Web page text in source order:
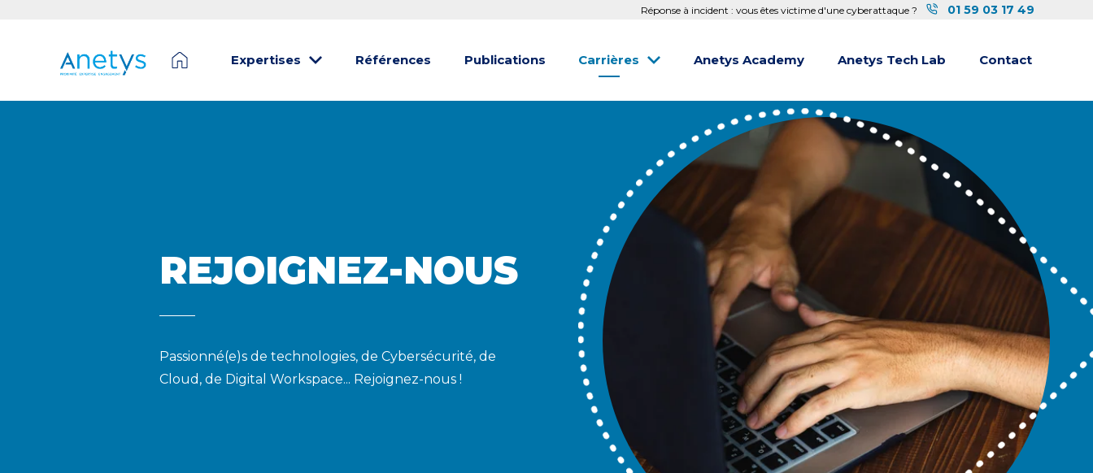
Réponse à incident : vous êtes victime d'une cyberattaque ? 01 59 03 17 49
Expertises Références Publications Carrières Anetys Academy Anetys Tech Lab Contact
REJOIGNEZ-NOUS
Passionné(e)s de technologies, de Cybersécurité, de
Cloud, de Digital Workspace... Rejoignez-nous !